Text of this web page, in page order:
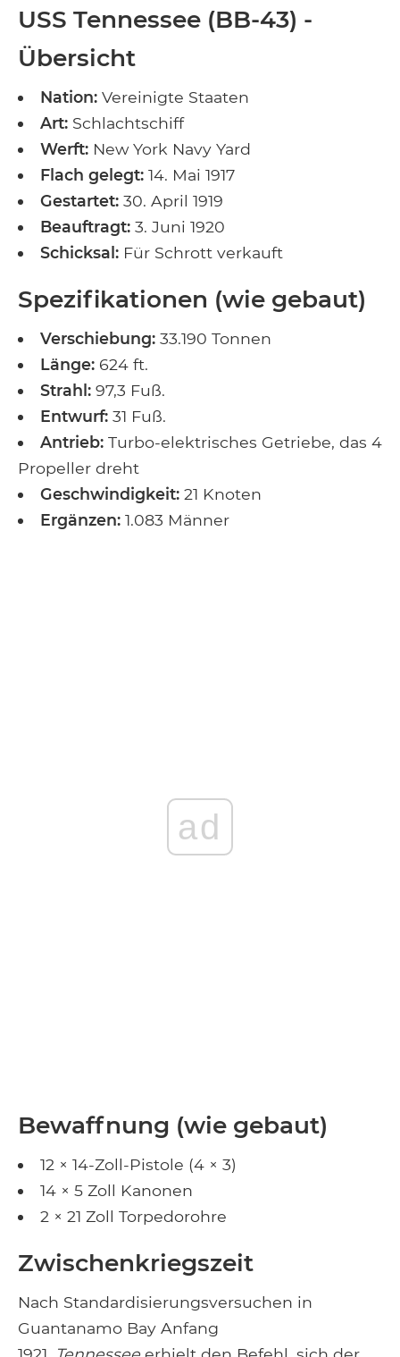
USS Tennessee (BB-43) -
Übersicht
Nation:Vereinigte Staaten
Art:Schlachtschiff
Werft:New York Navy Yard
Flach gelegt:14. Mai 1917
Gestartet:30. April 1919
Beauftragt:3. Juni 1920
Schicksal:Für Schrott verkauft
Spezifikationen (wie gebaut)
Verschiebung:33.190 Tonnen
Länge:624 ft.
Strahl:97,3 Fuß.
Entwurf:31 Fuß.
Antrieb:Turbo-elektrisches Getriebe, das 4
Propeller dreht
Geschwindigkeit:21 Knoten
Ergänzen:1.083 Männer
ad
Bewaffnung (wie gebaut)
12 × 14-Zoll-Pistole (4 × 3)
14 × 5 Zoll Kanonen
2 × 21 Zoll Torpedorohre
Zwischenkriegszeit
Nach Standardisierungsversuchen in
Guantanamo Bay Anfang